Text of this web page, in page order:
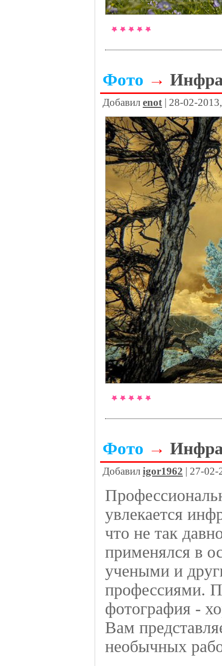
Фото →
Добавил enot | 28-02-
Фото →
Добавил igor1962 | 27-
увлекается
что не так
применялся в
учеными и
профессиями.
фотография -
Вам
необычных